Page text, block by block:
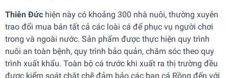
Thiên Đức hiện này có khoảng 300 nhà nuôi, thường xuyên
trao đổi mua bán tất cả các loài cá để phục vụ người chơi
trong và ngoài nước. Sản phẩm được thực hiện quy trình
nuôi an toàn bệnh, quy trình bảo quản, chăm sóc theo quy
trình xuất khẩu. Toàn bộ cá trước khi xuất ra thị trường đều
được kiểm soát chặt chẽ đảm bảo các bạn cá Rồng đến với